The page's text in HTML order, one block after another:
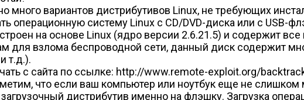
много вариантов дистрибутивов Linux, не требующих
операционную систему Linux с CD/DVD-диска или с
на основе Linux (ядро версии 2.6.21.5) и содержит
для взлома беспроводной сети, данный диск содержит
т.д.).
с сайта по ссылке: http://www.remote-exploit.org/
что если ваш компьютер или ноутбук еще не слишком
загрузочный дистрибутив именно на флэшку. Загрузка